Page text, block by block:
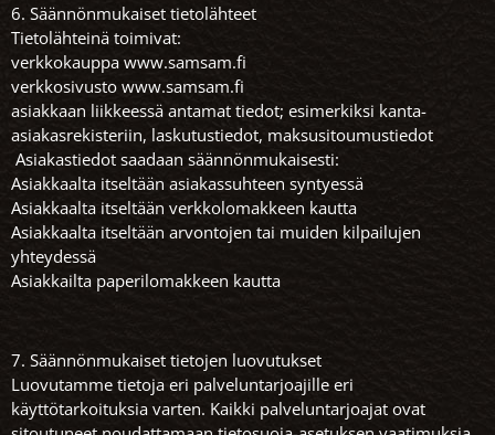
6. Säännönmukaiset tietolähteet
Tietolähteinä toimivat:
verkkokauppa www.samsam.fi
verkkosivusto www.samsam.fi
asiakkaan liikkeessä antamat tiedot; esimerkiksi kanta-
asiakasrekisteriin, laskutustiedot, maksusitoumustiedot
Asiakastiedot saadaan säännönmukaisesti:
Asiakkaalta itseltään asiakassuhteen syntyessä
Asiakkaalta itseltään verkkolomakkeen kautta
Asiakkaalta itseltään arvontojen tai muiden kilpailujen
yhteydessä
Asiakkailta paperilomakkeen kautta
7. Säännönmukaiset tietojen luovutukset
Luovutamme tietoja eri palveluntarjoajille eri
käyttötarkoituksia varten. Kaikki palveluntarjoajat ovat